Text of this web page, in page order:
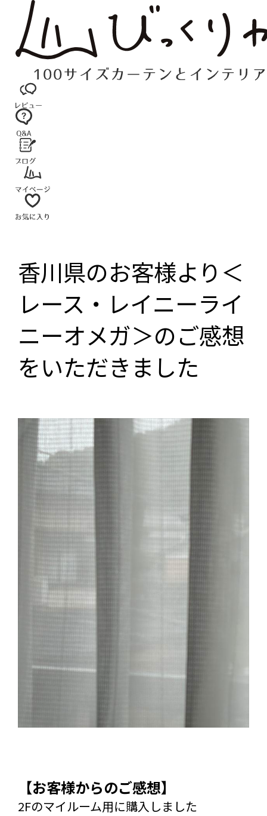
香川県のお客様より＜
レース・レイニーライ
ニーオメガ＞のご感想
をいただきました
【お客様からのご感想】
2Fのマイルーム用に購入しました